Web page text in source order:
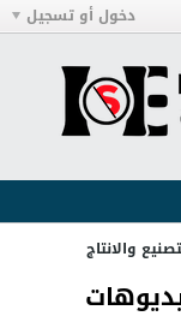
دخول أو تسجيل
والانتاج